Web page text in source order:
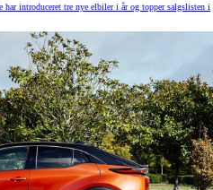
har introduceret tre nye elbiler i år og topper salgslisten i